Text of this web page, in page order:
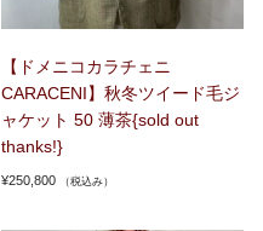
【ドメニコカラチェニ
CARACENI】秋冬ツイード毛ジ
ャケット 50 薄茶{sold out
thanks!}
¥250,800 （税込み）